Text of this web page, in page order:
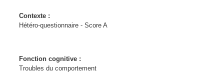
Contexte :
Hétéro-questionnaire - Score A
Fonction cognitive :
Troubles du comportement